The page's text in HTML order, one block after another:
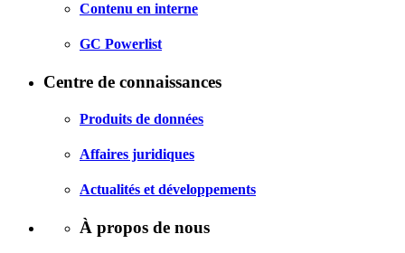
Contenu en interne
GC Powerlist
Centre de connaissances
Produits de données
Affaires juridiques
Actualités et développements
À propos de nous